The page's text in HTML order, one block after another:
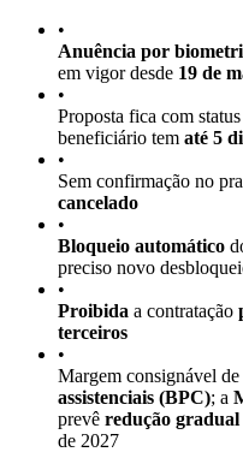
•
Anuência por
em vigor desde 19 de
•
Proposta fica com
beneficiário tem até 5
•
Sem confirmação no
cancelado
•
Bloqueio automático
preciso novo
•
Proibida a contratação
terceiros
•
Margem consignável de
assistenciais (BPC); a
prevê redução gradual
de 2027